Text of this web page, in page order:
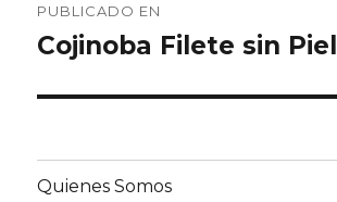
de
PUBLICADO EN
Cojinoba Filete sin Piel
Quienes Somos